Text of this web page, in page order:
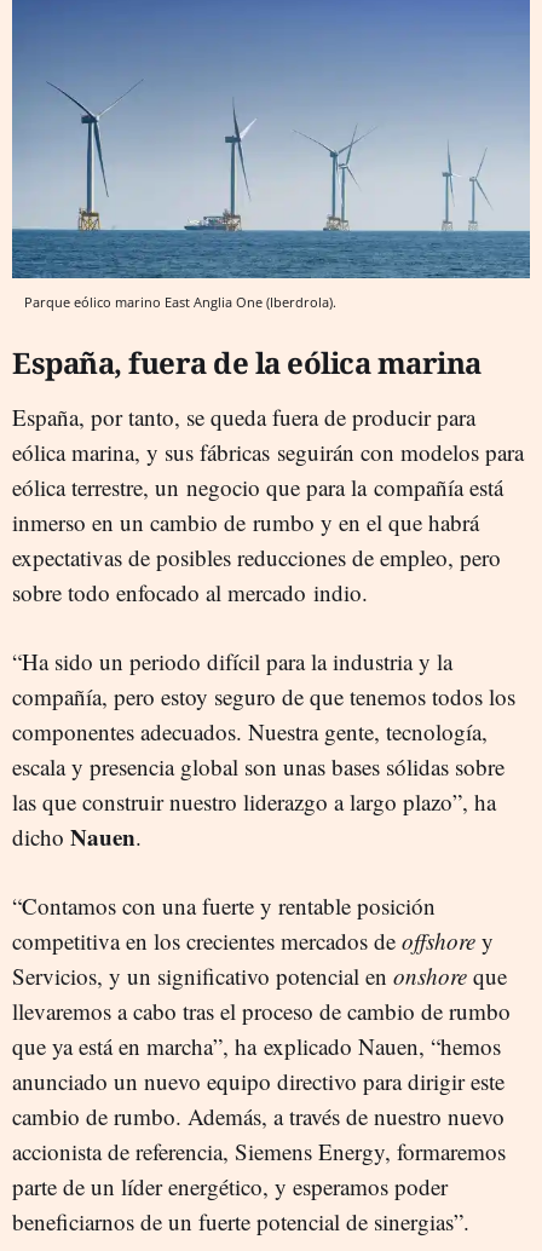
Parque eólico marino East Anglia One (Iberdrola).
España, fuera de la eólica marina
España, por tanto, se queda fuera de producir para
eólica marina, y sus fábricas seguirán con modelos para
eólica terrestre, un negocio que para la compañía está
inmerso en un cambio de rumbo y en el que habrá
expectativas de posibles reducciones de empleo, pero
sobre todo enfocado al mercado indio.
“Ha sido un periodo difícil para la industria y la
compañía, pero estoy seguro de que tenemos todos los
componentes adecuados. Nuestra gente, tecnología,
escala y presencia global son unas bases sólidas sobre
las que construir nuestro liderazgo a largo plazo”, ha
dicho Nauen.
“Contamos con una fuerte y rentable posición
competitiva en los crecientes mercados de offshore y
Servicios, y un significativo potencial en onshore que
llevaremos a cabo tras el proceso de cambio de rumbo
que ya está en marcha”, ha explicado Nauen, “hemos
anunciado un nuevo equipo directivo para dirigir este
cambio de rumbo. Además, a través de nuestro nuevo
accionista de referencia, Siemens Energy, formaremos
parte de un líder energético, y esperamos poder
beneficiarnos de un fuerte potencial de sinergias”.